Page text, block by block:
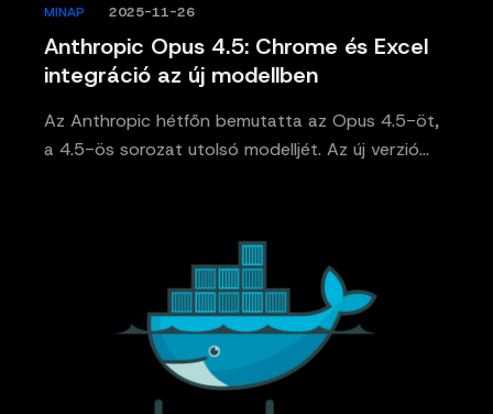
Anthropic Opus 4.5: Chrome és Excel
integráció az új modellben
MINAP 2025-11-26
Az Anthropic hétfőn bemutatta az Opus 4.5-öt,
a 4.5-ös sorozat utolsó modelljét. Az új verzió…